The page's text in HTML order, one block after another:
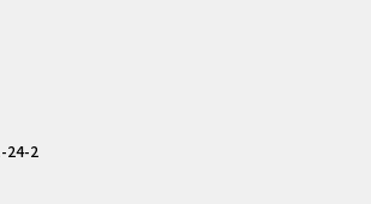
24-2